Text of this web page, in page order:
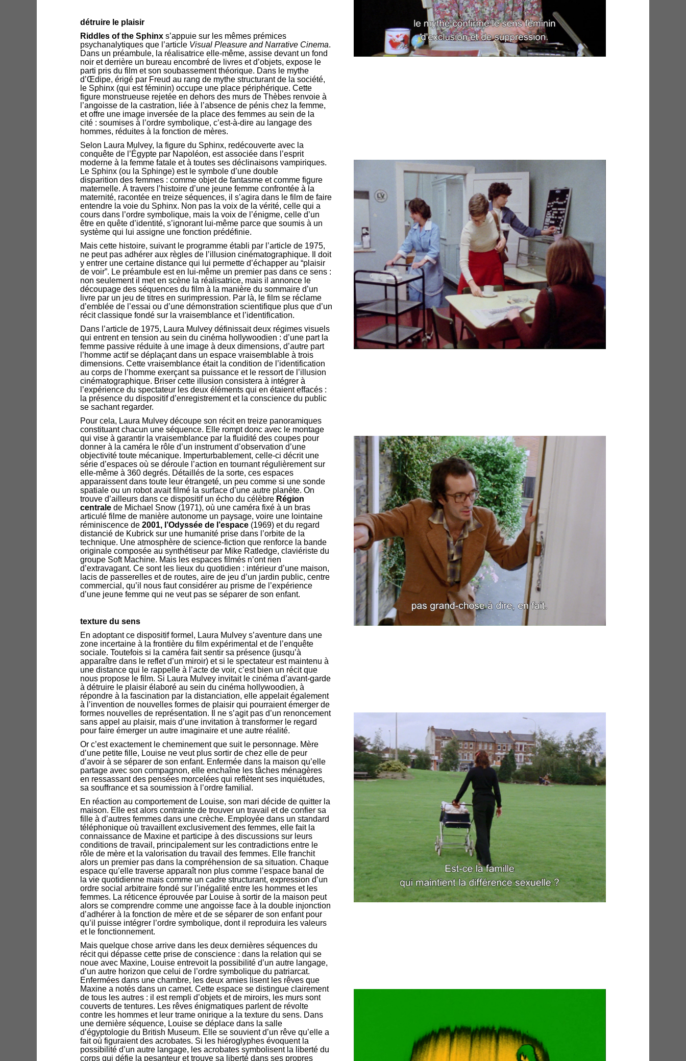
détruire le plaisir
Riddles of the Sphinx s’appuie sur les mêmes prémices
psychanalytiques que l’article Visual Pleasure and Narrative Cinema.
Dans un préambule, la réalisatrice elle-même, assise devant un fond
noir et derrière un bureau encombré de livres et d’objets, expose le
parti pris du film et son soubassement théorique. Dans le mythe
d’Œdipe, érigé par Freud au rang de mythe structurant de la société,
le Sphinx (qui est féminin) occupe une place périphérique. Cette
figure monstrueuse rejetée en dehors des murs de Thèbes renvoie à
l’angoisse de la castration, liée à l’absence de pénis chez la femme,
et offre une image inversée de la place des femmes au sein de la
cité : soumises à l’ordre symbolique, c’est-à-dire au langage des
hommes, réduites à la fonction de mères.
Selon Laura Mulvey, la figure du Sphinx, redécouverte avec la
conquête de l’Égypte par Napoléon, est associée dans l’esprit
moderne à la femme fatale et à toutes ses déclinaisons vampiriques.
Le Sphinx (ou la Sphinge) est le symbole d’une double
disparition des femmes : comme objet de fantasme et comme figure
maternelle. À travers l’histoire d’une jeune femme confrontée à la
maternité, racontée en treize séquences, il s’agira dans le film de faire
entendre la voie du Sphinx. Non pas la voix de la vérité, celle qui a
cours dans l’ordre symbolique, mais la voix de l’énigme, celle d’un
être en quête d’identité, s’ignorant lui-même parce que soumis à un
système qui lui assigne une fonction prédéfinie.
Mais cette histoire, suivant le programme établi par l’article de 1975,
ne peut pas adhérer aux règles de l’illusion cinématographique. Il doit
y entrer une certaine distance qui lui permette d’échapper au “plaisir
de voir”. Le préambule est en lui-même un premier pas dans ce sens :
non seulement il met en scène la réalisatrice, mais il annonce le
découpage des séquences du film à la manière du sommaire d’un
livre par un jeu de titres en surimpression. Par là, le film se réclame
d’emblée de l’essai ou d’une démonstration scientifique plus que d’un
récit classique fondé sur la vraisemblance et l’identification.
Dans l’article de 1975, Laura Mulvey définissait deux régimes visuels
qui entrent en tension au sein du cinéma hollywoodien : d’une part la
femme passive réduite à une image à deux dimensions, d’autre part
l’homme actif se déplaçant dans un espace vraisemblable à trois
dimensions. Cette vraisemblance était la condition de l’identification
au corps de l’homme exerçant sa puissance et le ressort de l’illusion
cinématographique. Briser cette illusion consistera à intégrer à
l’expérience du spectateur les deux éléments qui en étaient effacés :
la présence du dispositif d’enregistrement et la conscience du public
se sachant regarder.
Pour cela, Laura Mulvey découpe son récit en treize panoramiques
constituant chacun une séquence. Elle rompt donc avec le montage
qui vise à garantir la vraisemblance par la fluidité des coupes pour
donner à la caméra le rôle d’un instrument d’observation d’une
objectivité toute mécanique. Imperturbablement, celle-ci décrit une
série d’espaces où se déroule l’action en tournant régulièrement sur
elle-même à 360 degrés. Détaillés de la sorte, ces espaces
apparaissent dans toute leur étrangeté, un peu comme si une sonde
spatiale ou un robot avait filmé la surface d’une autre planète. On
trouve d’ailleurs dans ce dispositif un écho du célèbre Région
centrale de Michael Snow (1971), où une caméra fixé à un bras
articulé filme de manière autonome un paysage, voire une lointaine
réminiscence de 2001, l’Odyssée de l’espace (1969) et du regard
distancié de Kubrick sur une humanité prise dans l’orbite de la
technique. Une atmosphère de science-fiction que renforce la bande
originale composée au synthétiseur par Mike Ratledge, claviériste du
groupe Soft Machine. Mais les espaces filmés n’ont rien
d’extravagant. Ce sont les lieux du quotidien : intérieur d’une maison,
lacis de passerelles et de routes, aire de jeu d’un jardin public, centre
commercial, qu’il nous faut considérer au prisme de l’expérience
d’une jeune femme qui ne veut pas se séparer de son enfant.
texture du sens
En adoptant ce dispositif formel, Laura Mulvey s’aventure dans une
zone incertaine à la frontière du film expérimental et de l’enquête
sociale. Toutefois si la caméra fait sentir sa présence (jusqu’à
apparaître dans le reflet d’un miroir) et si le spectateur est maintenu à
une distance qui le rappelle à l’acte de voir, c’est bien un récit que
nous propose le film. Si Laura Mulvey invitait le cinéma d’avant-garde
à détruire le plaisir élaboré au sein du cinéma hollywoodien, à
répondre à la fascination par la distanciation, elle appelait également
à l’invention de nouvelles formes de plaisir qui pourraient émerger de
formes nouvelles de représentation. Il ne s’agit pas d’un renoncement
sans appel au plaisir, mais d’une invitation à transformer le regard
pour faire émerger un autre imaginaire et une autre réalité.
Or c’est exactement le cheminement que suit le personnage. Mère
d’une petite fille, Louise ne veut plus sortir de chez elle de peur
d’avoir à se séparer de son enfant. Enfermée dans la maison qu’elle
partage avec son compagnon, elle enchaîne les tâches ménagères
en ressassant des pensées morcelées qui reflètent ses inquiétudes,
sa souffrance et sa soumission à l’ordre familial.
En réaction au comportement de Louise, son mari décide de quitter la
maison. Elle est alors contrainte de trouver un travail et de confier sa
fille à d’autres femmes dans une crèche. Employée dans un standard
téléphonique où travaillent exclusivement des femmes, elle fait la
connaissance de Maxine et participe à des discussions sur leurs
conditions de travail, principalement sur les contradictions entre le
rôle de mère et la valorisation du travail des femmes. Elle franchit
alors un premier pas dans la compréhension de sa situation. Chaque
espace qu’elle traverse apparaît non plus comme l’espace banal de
la vie quotidienne mais comme un cadre structurant, expression d’un
ordre social arbitraire fondé sur l’inégalité entre les hommes et les
femmes. La réticence éprouvée par Louise à sortir de la maison peut
alors se comprendre comme une angoisse face à la double injonction
d’adhérer à la fonction de mère et de se séparer de son enfant pour
qu’il puisse intégrer l’ordre symbolique, dont il reproduira les valeurs
et le fonctionnement.
Mais quelque chose arrive dans les deux dernières séquences du
récit qui dépasse cette prise de conscience : dans la relation qui se
noue avec Maxine, Louise entrevoit la possibilité d’un autre langage,
d’un autre horizon que celui de l’ordre symbolique du patriarcat.
Enfermées dans une chambre, les deux amies lisent les rêves que
Maxine a notés dans un carnet. Cette espace se distingue clairement
de tous les autres : il est rempli d’objets et de miroirs, les murs sont
couverts de tentures. Les rêves énigmatiques parlent de révolte
contre les hommes et leur trame onirique a la texture du sens. Dans
une dernière séquence, Louise se déplace dans la salle
d’égyptologie du British Museum. Elle se souvient d’un rêve qu’elle a
fait où figuraient des acrobates. Si les hiéroglyphes évoquent la
possibilité d’un autre langage, les acrobates symbolisent la liberté du
corps qui défie la pesanteur et trouve sa liberté dans ses propres